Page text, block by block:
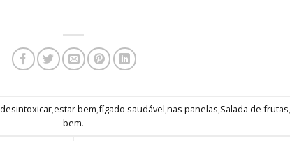
desintoxicar,estar bem fígado saudável nas panelas Salada de frutas
bem.